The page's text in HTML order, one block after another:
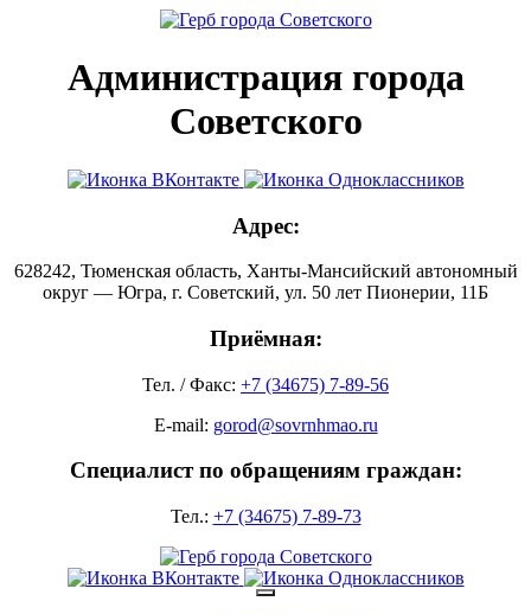
Администрация города
Советского
Адрес:
628242, Тюменская область, Ханты-Мансийский автономный
округ — Югра, г. Советский, ул. 50 лет Пионерии, 11Б
Приёмная:
Тел. / Факс: +7 (34675) 7-89-56
E-mail: gorod@sovrnhmao.ru
Специалист по обращениям граждан:
Тел.: +7 (34675) 7-89-73